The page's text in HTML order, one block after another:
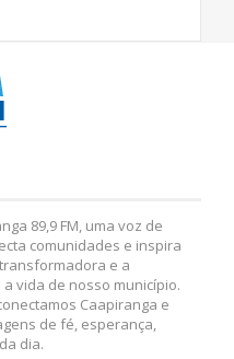
89,9 FM, uma voz de
comunidades e inspira
e a
vida de nosso município.
Caapiranga e
de fé, esperança,
dia.